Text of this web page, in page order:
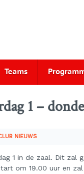
Teams
1 –
NIEUWS
1 in de zaal. Dit zal
om 19.00 uur en